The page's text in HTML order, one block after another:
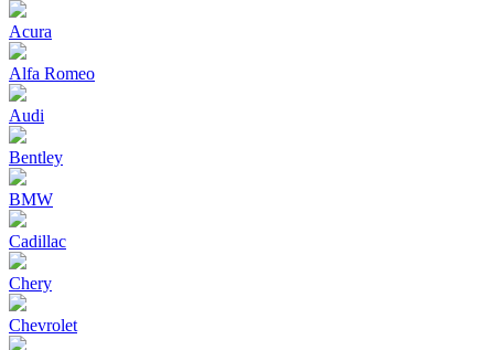
Acura
Alfa Romeo
Audi
Bentley
BMW
Cadillac
Chery
Chevrolet